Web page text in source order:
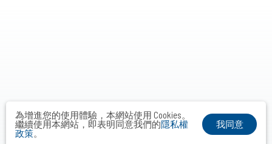
為增進您的使用體驗，本網站使用 Cookies。
繼續使用本網站，即表明同意我們的隱私權
政策。
我同意